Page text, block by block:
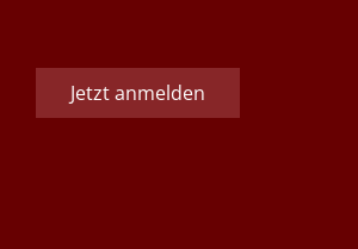
Jetzt anmelden